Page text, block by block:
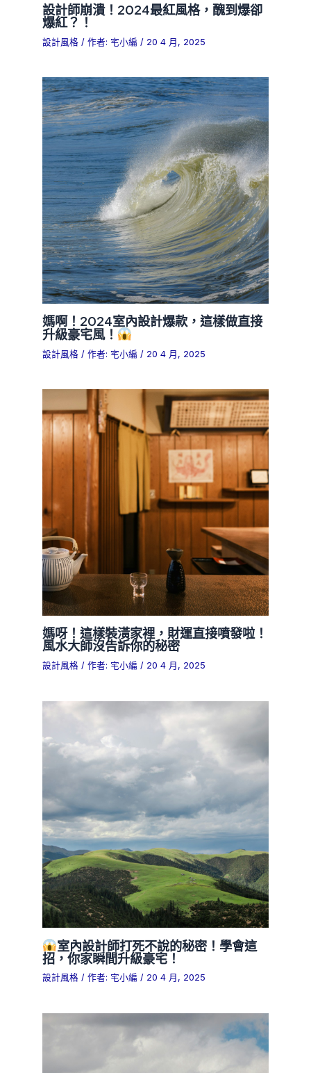
設計師崩潰！2024最紅風格，醜到爆卻
爆紅？！
設計風格 / 作者: 宅小編 / 20 4 月, 2025
媽啊！2024室內設計爆款，這樣做直接
升級豪宅風！
設計風格 / 作者: 宅小編 / 20 4 月, 2025
媽呀！這樣裝潢家裡，財運直接噴發啦！
風水大師沒告訴你的秘密
設計風格 / 作者: 宅小編/ 20 4 月, 2025
室內設計師打死不說的秘密！學會這
招，你家瞬間升級豪宅！
設計風格 / 作者: 宅小編/ 20 4 月, 2025